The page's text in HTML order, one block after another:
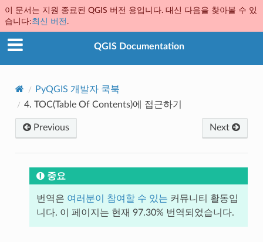
이 문서는 지원 종료된 QGIS 버전 용입니다. 대신 다음을 찾아볼 수 있
습니다:최신 버전 .
QGIS Documentation
PyQGIS 개발자 쿡북
4. TOC(Table Of Contents)에 접근하기
Previous Next
중요
번역은 여러분이 참여할 수 있는 커뮤니티 활동입
니다. 이 페이지는 현재 97.30% 번역되었습니다.